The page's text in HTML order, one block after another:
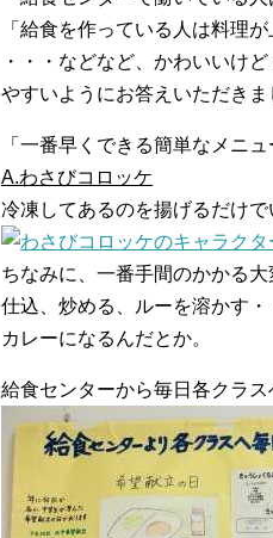
「給食を作っている人は料理が
・・・などなど、かわいいけ
やすいようにお答えいただきま
「一番早くできる簡単なメニュ
A.わさびコロッケ
冷凍してあるのを揚げるだけ
ちなみに、一番手間のかかる
仕込、炒める、ルーを溶かす
カレーになるんだとか。
給食センターから毎日各クラス